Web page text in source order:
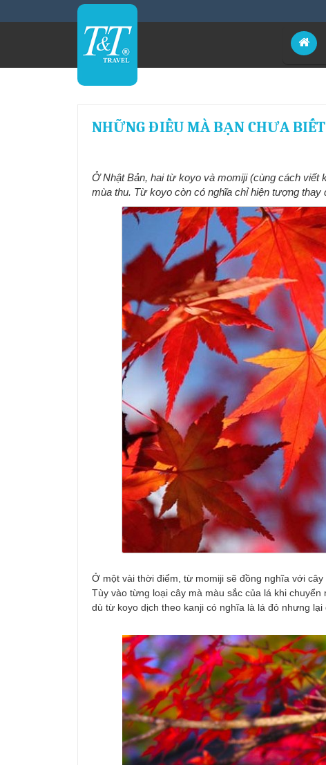
NHỮNG ĐIỀU MÀ BẠN CHƯA
Ở Nhật Bản, hai từ koyo và momiji (cùng cách viết
mùa thu. Từ koyo còn có nghĩa chỉ hiện tượng
Ở một vài thời điểm, từ momiji sẽ đồng nghĩa với
Tùy vào từng loại cây mà màu sắc của lá khi
dù từ koyo dịch theo kanji có nghĩa là lá đỏ nhưng